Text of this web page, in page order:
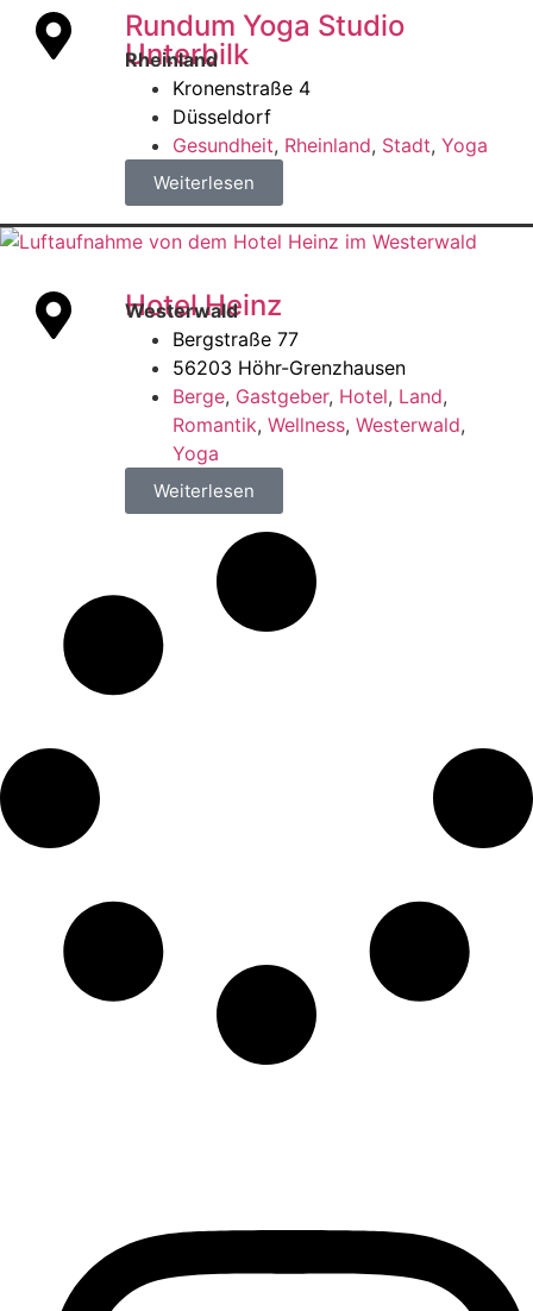
Rundum Yoga Studio
Unterbilk
Rheinland
Kronenstraße 4
Düsseldorf
Gesundheit, Rheinland, Stadt, Yoga
Weiterlesen
Hotel Heinz
Westerwald
Bergstraße 77
56203 Höhr-Grenzhausen
Berge, Gastgeber, Hotel, Land,
Romantik, Wellness, Westerwald,
Yoga
Weiterlesen